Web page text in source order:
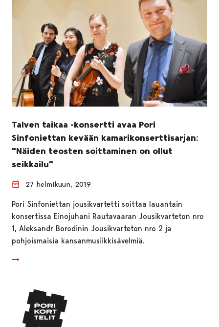
Talven taikaa -konsertti avaa Pori
Sinfoniettan kevään kamarikonserttisarjan:
"Näiden teosten soittaminen on ollut
seikkailu"
27 helmikuun, 2019
Pori Sinfoniettan jousikvartetti soittaa lauantain
konsertissa Einojuhani Rautavaaran Jousikvarteton nro
1, Aleksandr Borodinin Jousikvarteton nro 2 ja
pohjoismaisia kansanmusiikkisävelmiä.